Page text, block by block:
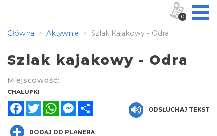
Główna Aktywnie Szlak Kajakowy - Odra
Szlak kajakowy - Odra
Miejscowość:
CHAŁUPKI
FacebookTwitterWhatsAppMessenger
ODSŁUCHAJ TEKST
DODAJ DO PLANERA
0